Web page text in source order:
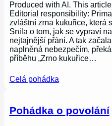
Produced with AI. This
Editorial responsibility:
zvláštní zrna kukuřice, která
Snila o tom, jak se vypraví
nejtajnější přání. A tak
naplněná nebezpečím,
příběhu „Zrno kukuřice…
Celá pohádka
Pohádka o povolání